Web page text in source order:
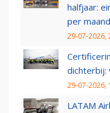
halfjaar:
per maand
29-07-2026,
dichterbij:
29-07-2026,
LATAM